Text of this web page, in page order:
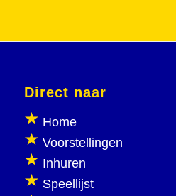
Direct naar
Home
Voorstellingen
Inhuren
Speellijst